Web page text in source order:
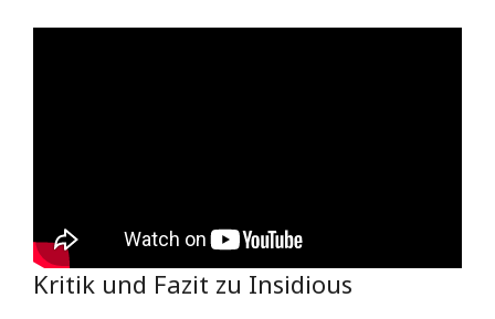
Kritik und Fazit zu Insidious